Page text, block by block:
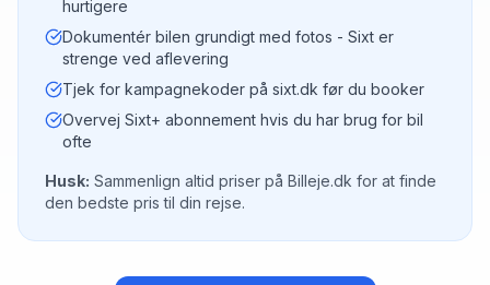
hurtigere
Dokumentér bilen grundigt med fotos - Sixt er
strenge ved aflevering
Tjek for kampagnekoder på sixt.dk før du booker
Overvej Sixt+ abonnement hvis du har brug for bil
ofte
Husk: Sammenlign altid priser på Billeje.dk for at finde
den bedste pris til din rejse.